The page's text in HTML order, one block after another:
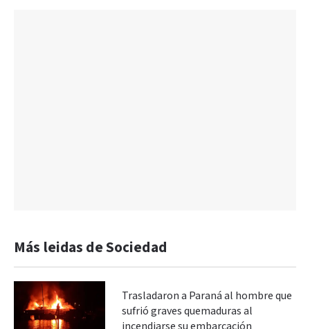
Más leidas de Sociedad
Trasladaron a Paraná al hombre que
sufrió graves quemaduras al